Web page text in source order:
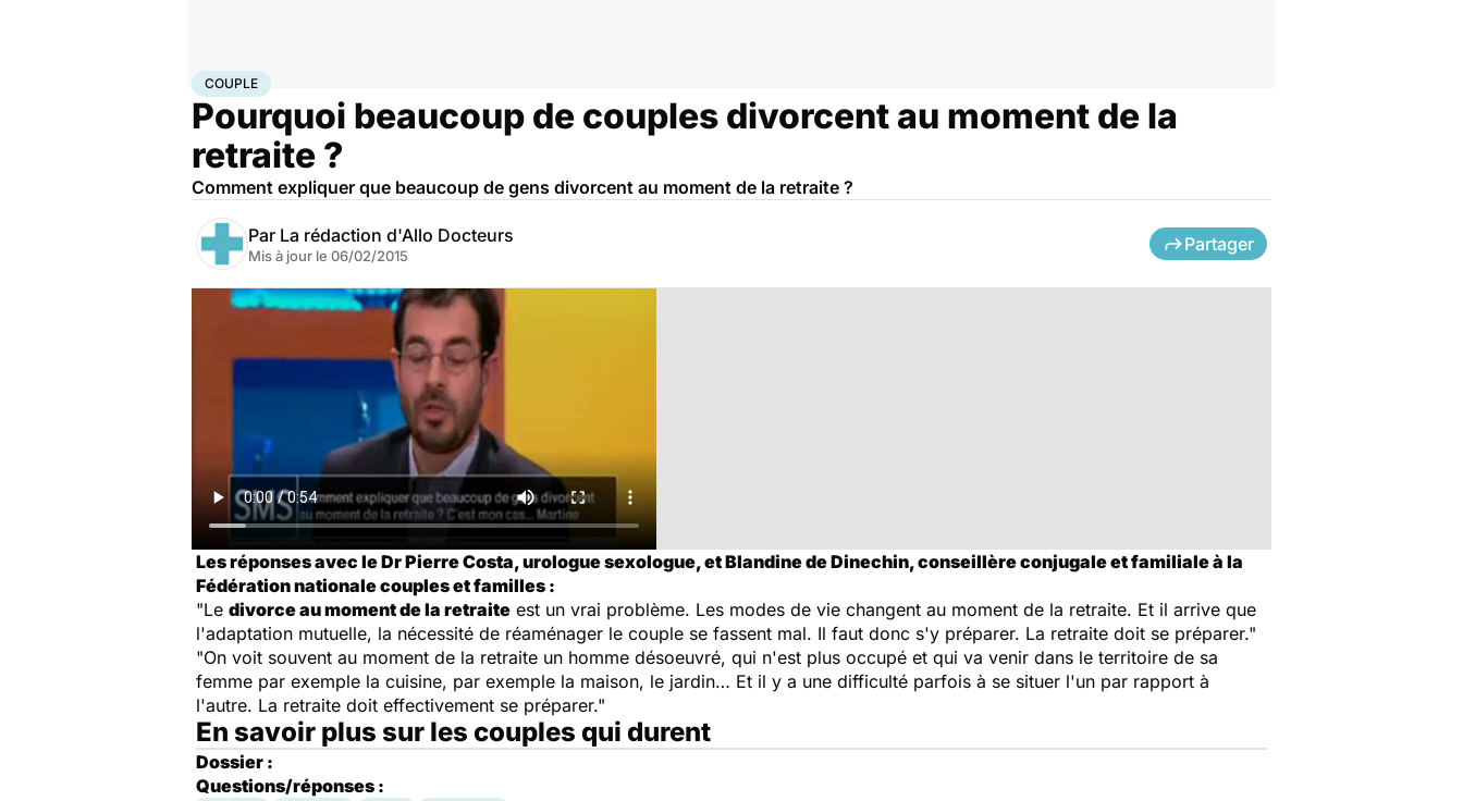
AccueilBien-être
COUPLE
Pourquoi beaucoup de couples divorcent au moment de la
retraite ?
Comment expliquer que beaucoup de gens divorcent au moment de la retraite ?
Par La rédaction d'Allo Docteurs
Mis à jour le 06/02/2015
Partager
Les réponses avec le Dr Pierre Costa, urologue sexologue, et Blandine de Dinechin, conseillère conjugale et familiale à la
Fédération nationale couples et familles :
"Le divorce au moment de la retraite est un vrai problème. Les modes de vie changent au moment de la retraite. Et il arrive que
l'adaptation mutuelle, la nécessité de réaménager le couple se fassent mal. Il faut donc s'y préparer. La retraite doit se préparer."
"On voit souvent au moment de la retraite un homme désoeuvré, qui n'est plus occupé et qui va venir dans le territoire de sa
femme par exemple la cuisine, par exemple la maison, le jardin… Et il y a une difficulté parfois à se situer l'un par rapport à
l'autre. La retraite doit effectivement se préparer."
En savoir plus sur les couples qui durent
Dossier :
Questions/réponses :